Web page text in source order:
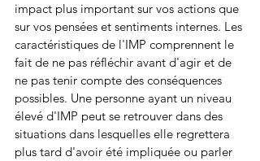
impact plus important sur vos actions que
sur vos pensées et sentiments internes. Les
caractéristiques de l'IMP comprennent le
fait de ne pas réfléchir avant d'agir et de
ne pas tenir compte des conséquences
possibles. Une personne ayant un niveau
élevé d'IMP peut se retrouver dans des
situations dans lesquelles elle regrettera
plus tard d'avoir été impliquée ou parler